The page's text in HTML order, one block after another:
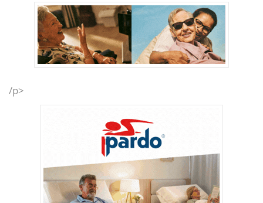
/p>